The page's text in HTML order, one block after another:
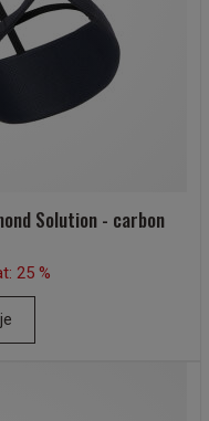
Solution - carbon
25 %